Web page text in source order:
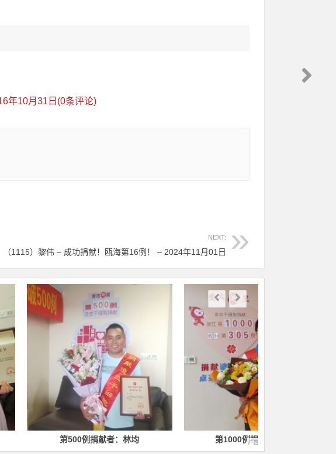
年10月31日(0条评论)
NEXT:
（1115）黎伟 – 成功捐献！瓯海第16例！ – 2024年11月01日
例捐献者：林均 第1000例捐献者：徐毅